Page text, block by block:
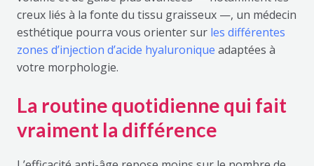
creux liés à la fonte du tissu graisseux —, un médecin
esthétique pourra vous orienter sur les différentes
zones d’injection d’acide hyaluronique adaptées à
votre morphologie.
La routine quotidienne qui fait
vraiment la différence